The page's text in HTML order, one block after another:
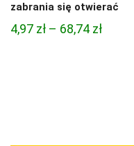
zabrania się otwierać
4,97 zł – 68,74 złZakres